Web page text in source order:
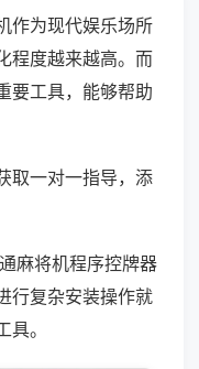
作为现代娱乐场所
程度越来越高。而
要工具，能够帮助
取一对一指导，添
麻将机程序控牌器
行复杂安装操作就
。